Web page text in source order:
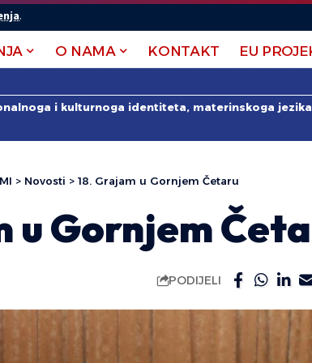
.
O NAMA KONTAKT EU
i kulturnoga identiteta, materinskoga
> Novosti > 18. Grajam u Gornjem Četaru
u Gornjem
PODIJELI